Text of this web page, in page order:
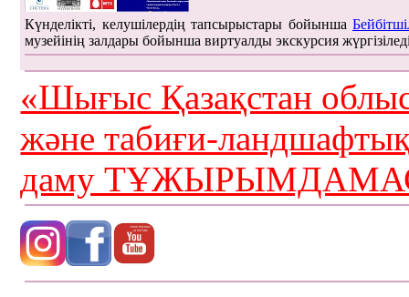
Күнделікті, келушілердің тапсырыстары бойынша
музейінің залдары бойынша виртуалды экскурсия
«Шығыс Қазақстан
және табиғи-
даму